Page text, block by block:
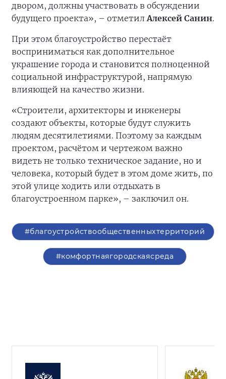
двором, должны участвовать в обсуждении
будущего проекта», – отметилАлексей Санин.
При этом благоустройство перестаёт
восприниматься как дополнительное
украшение города и становится полноценной
социальной инфраструктурой, напрямую
влияющей на качество жизни.
«Строители, архитекторы и инженеры
создают объекты, которые будут служить
людям десятилетиями. Поэтому за каждым
проектом, расчётом и чертежом важно
видеть не только техническое задание, но и
человека, который будет в этом доме жить, по
этой улице ходить или отдыхать в
благоустроенном парке», – заключил он.
#благоустройствообщественныхтерриторий
#комфортнаягородскаясреда